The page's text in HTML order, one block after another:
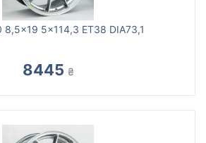
8,5x19 5x114,3 ET38 DIA73,1
8445 ₴